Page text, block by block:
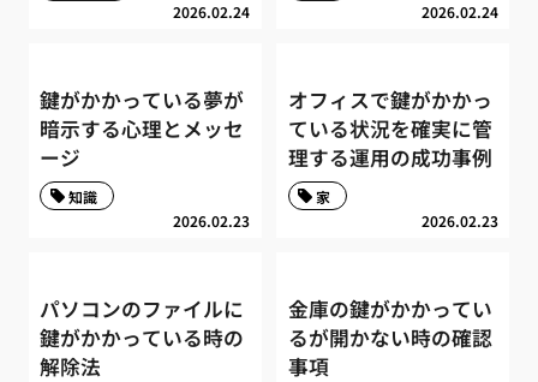
2026.02.24 2026.02.24
鍵がかかっている夢が
暗示する心理とメッセ
ージ
2026.02.23
知識
オフィスで鍵がかかっ
ている状況を確実に管
理する運用の成功事例
2026.02.23
家
パソコンのファイルに
鍵がかかっている時の
解除法
金庫の鍵がかかってい
るが開かない時の確認
事項